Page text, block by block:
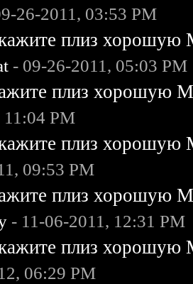
26-2011, 03:53 PM
плиз хорошую
- 09-26-2011, 05:03 PM
плиз хорошую
11:04 PM
плиз хорошую
09:53 PM
плиз хорошую
- 11-06-2011, 12:31 PM
плиз хорошую
06:29 PM